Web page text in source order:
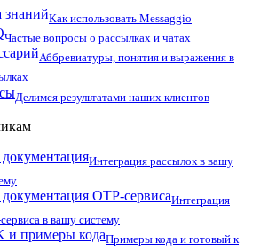
знанийКак использовать Messaggio
Частые вопросы о рассылках и чатах
Аббревиатуры, понятия и выражения в
Делимся результатами наших клиентов
Интеграция рассылок в вашу
OTP-сервисаИнтеграция
в вашу систему
и примеры кодаПримеры кода и готовый к